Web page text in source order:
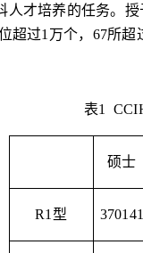
人才培养的任务。
超过1 万个， 67所超
表1
硕士
R1 型